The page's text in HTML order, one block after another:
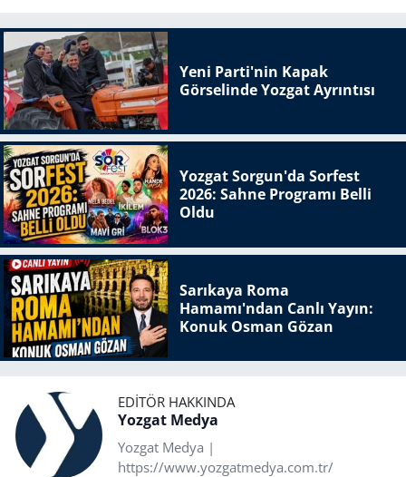
Yeni Parti'nin Kapak
Görselinde Yozgat Ayrıntısı
Yozgat Sorgun'da Sorfest
2026: Sahne Programı Belli
Oldu
Sarıkaya Roma
Hamamı'ndan Canlı Yayın:
Konuk Osman Gözan
EDITÖR HAKKINDA
Yozgat Medya
Yozgat Medya |
https://www.yozgatmedya.com.tr/